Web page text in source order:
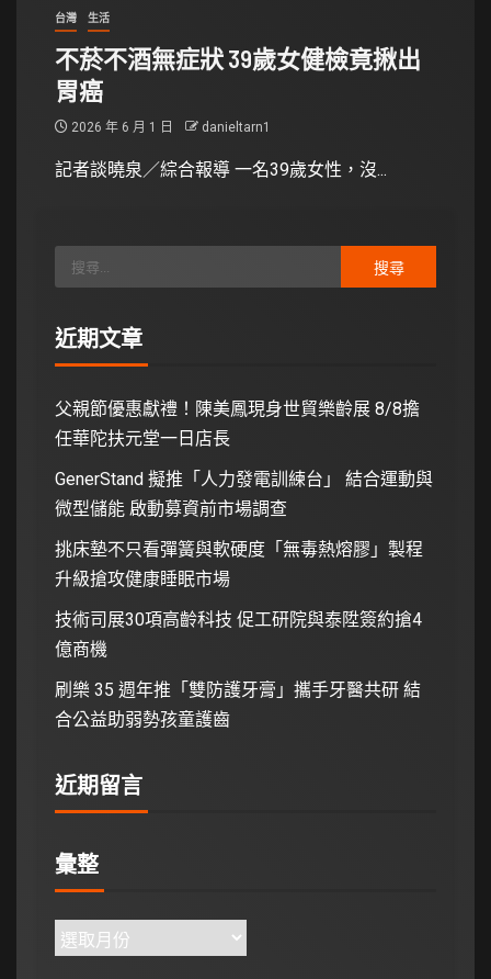
台灣 生活
不菸不酒無症狀 39歲女健檢竟揪出
胃癌
2026 年 6 月 1 日 danieltarn1
記者談曉泉／綜合報導 一名39歲女性，沒...
近期文章
父親節優惠獻禮！陳美鳳現身世貿樂齡展 8/8擔
任華陀扶元堂一日店長
GenerStand 擬推「人力發電訓練台」 結合運動與
微型儲能 啟動募資前市場調查
挑床墊不只看彈簧與軟硬度「無毒熱熔膠」製程
升級搶攻健康睡眠市場
技術司展30項高齡科技 促工研院與泰陞簽約搶4
億商機
刷樂 35 週年推「雙防護牙膏」攜手牙醫共研 結
合公益助弱勢孩童護齒
近期留言
彙整